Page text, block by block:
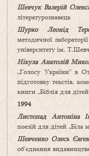
Шевчук Валерій
літературознавець
Шурко Леонід
методичної
університету ім.
Нікула Анатолій
„Голосу України” в
підготовку текстів,
книги „Біблія для
1994
Листопад Антоніна
поезій для дітей „Біла
Шевченко Олесь
об’єднання